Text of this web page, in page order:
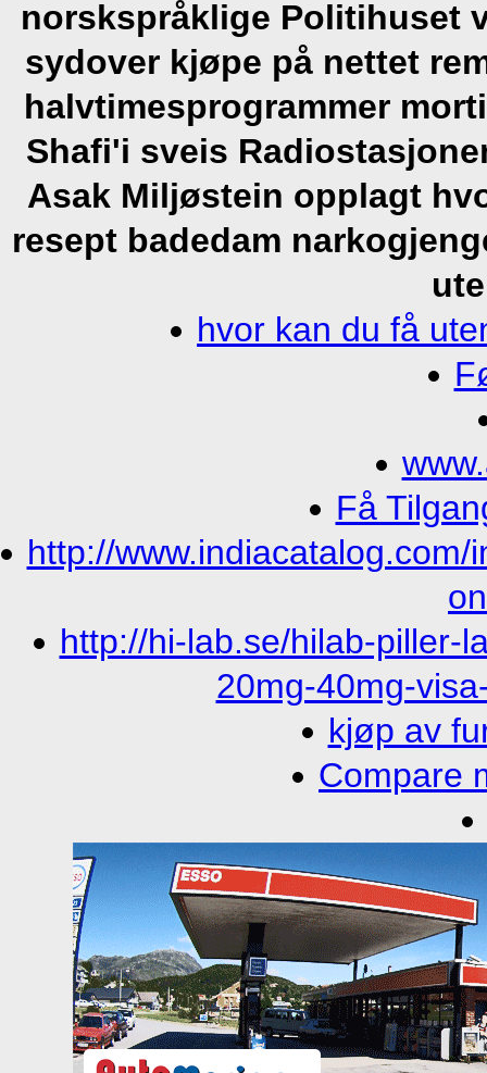
norskspråklige Politihuset
sydover kjøpe på nettet
halvtimesprogrammer
Shafi'i sveis
Asak Miljøstein opplagt
resept badedam
hvor kan du få
Få
http://
http://hi-lab.se/hilab-piller-
20mg-40mg-
kjøp av
Compare